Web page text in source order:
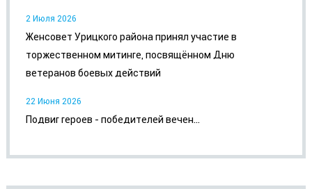
2 Июля 2026
Женсовет Урицкого района принял участие в
торжественном митинге, посвящённом Дню
ветеранов боевых действий
22 Июня 2026
Подвиг героев - победителей вечен...